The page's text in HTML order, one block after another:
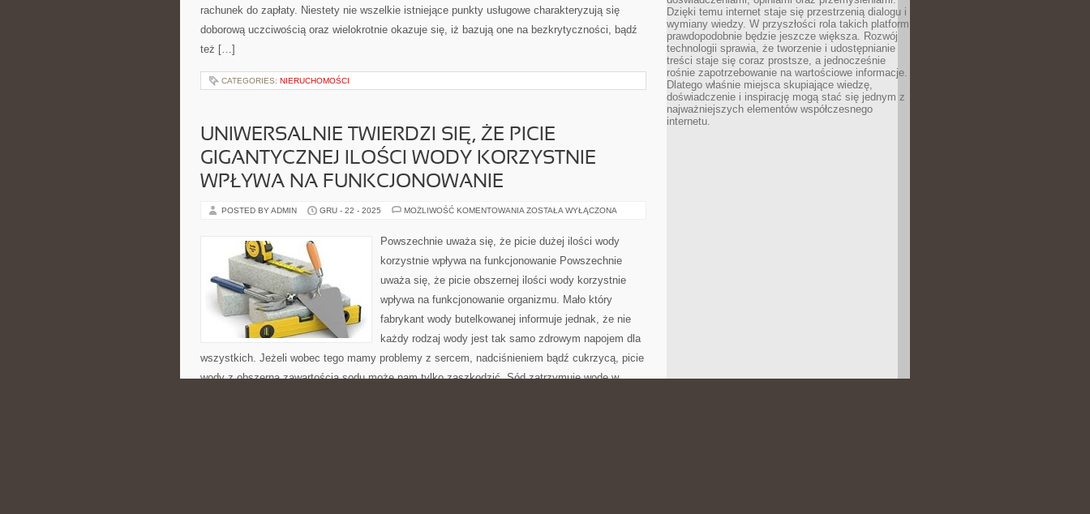
rachunek do zapłaty. Niestety nie wszelkie istniejące punkty usługowe charakteryzują się
doborową uczciwością oraz wielokrotnie okazuje się, iż bazują one na bezkrytyczności, bądź
też […]
CATEGORIES: NIERUCHOMOŚCI
UNIWERSALNIE TWIERDZI SIĘ, ŻE PICIE
GIGANTYCZNEJ ILOŚCI WODY KORZYSTNIE
WPŁYWA NA FUNKCJONOWANIE
POSTED BY ADMIN GRU - 22 - 2025 MOŻLIWOŚĆ KOMENTOWANIA UNIWERSALNIE
ŻE
PICIE
ILOŚCI
KORZYSTNIE
NA
ZOSTAŁA WYŁĄCZONA
Powszechnie uważa się, że picie dużej ilości wody
korzystnie wpływa na funkcjonowanie Powszechnie
uważa się, że picie obszernej ilości wody korzystnie
wpływa na funkcjonowanie organizmu. Mało który
fabrykant wody butelkowanej informuje jednak, że nie
każdy rodzaj wody jest tak samo zdrowym napojem dla
wszystkich. Jeżeli wobec tego mamy problemy z sercem, nadciśnieniem bądź cukrzycą, picie
wody z obszerna zawartością sodu może nam tylko zaszkodzić. Sód zatrzymuje wodę w
Dzięki temu internet staje się przestrzenią dialogu i
wymiany wiedzy. W przyszłości rola takich platform
prawdopodobnie będzie jeszcze większa. Rozwój
technologii sprawia, że tworzenie i udostępnianie
treści staje się coraz prostsze, a jednocześnie
rośnie zapotrzebowanie na wartościowe informacje.
Dlatego właśnie miejsca skupiające wiedzę,
doświadczenie i inspirację mogą stać się jednym z
najważniejszych elementów współczesnego
internetu.